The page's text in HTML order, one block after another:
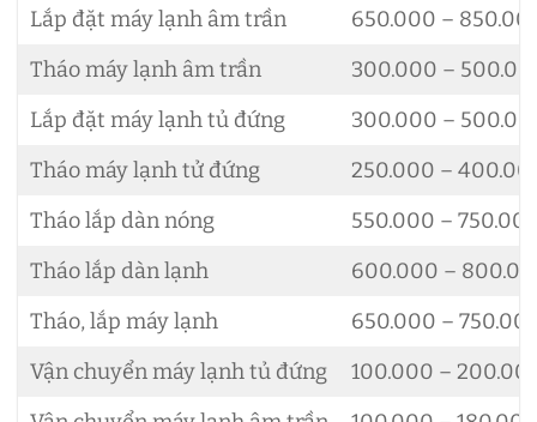
Lắp đặt máy lạnh âm trần
650.000 –
Tháo máy lạnh âm trần
300.000 –
Lắp đặt máy lạnh tủ đứng
300.000 –
Tháo máy lạnh tử đứng
250.000 –
Tháo lắp dàn nóng
550.000 –
Tháo lắp dàn lạnh
600.000 –
Tháo, lắp máy lạnh
650.000 –
Vận chuyển máy lạnh tủ đứng
100.000 –